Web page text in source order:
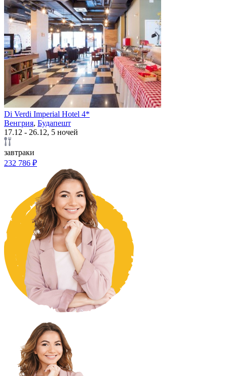
Di Verdi Imperial Hotel 4*
Венгрия, Будапешт
17.12 - 26.12, 5 ночей
завтраки
232 786 ₽